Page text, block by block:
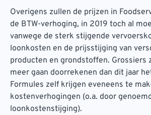
Overigens zullen de prijzen in
de BTW-verhoging, in 2019 toch al
vanwege de sterk stijgende
loonkosten en de prijsstijging van
producten en grondstoffen. Grossiers
meer gaan doorrekenen dan dit jaar
Formules zelf krijgen eveneens te
kostenverhogingen (o.a. door
loonkostenstijging).